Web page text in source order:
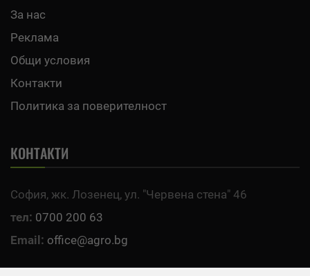
За нас
Реклама
Общи условия
Контакти
Политика за поверителност
КОНТАКТИ
София, жк. Лозенец, ул. "Червена стена" 46
тел: 0700 200 63
Email: office@agro.bg